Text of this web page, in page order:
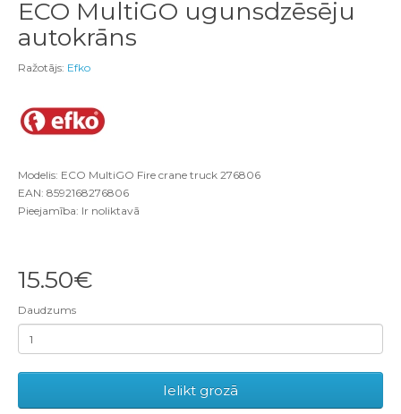
ECO MultiGO ugunsdzēsēju
autokrāns
Ražotājs: Efko
Modelis: ECO MultiGO Fire crane truck 276806
EAN: 8592168276806
Pieejamība: Ir noliktavā
15.50€
Daudzums
Ielikt grozā